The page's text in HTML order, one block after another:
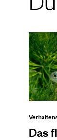
Das